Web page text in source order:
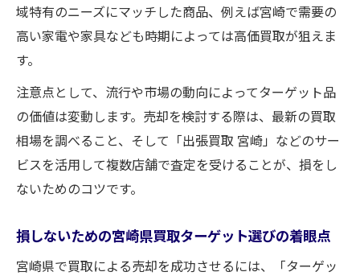
域特有のニーズにマッチした商品、例えば宮崎で需要の
高い家電や家具なども時期によっては高価買取が狙えま
す。
注意点として、流行や市場の動向によってターゲット品
の価値は変動します。売却を検討する際は、最新の買取
相場を調べること、そして「出張買取 宮崎」などのサー
ビスを活用して複数店舗で査定を受けることが、損をし
ないためのコツです。
損しないための宮崎県買取ターゲット選びの着眼点
宮崎県で買取による売却を成功させるには、「ターゲッ